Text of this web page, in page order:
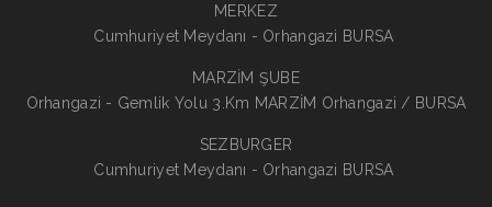
MERKEZ
Cumhuriyet Meydanı - Orhangazi BURSA
MARZİM ŞUBE
Orhangazi - Gemlik Yolu 3.Km MARZİM Orhangazi / BURSA
SEZBURGER
Cumhuriyet Meydanı - Orhangazi BURSA